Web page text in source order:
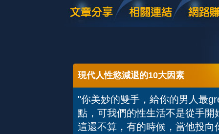
現代人性慾減退的10大因素
"你美妙的雙手，給你的男人
點，可我們的性生活不是從手
這還不算，有的時候，當他投